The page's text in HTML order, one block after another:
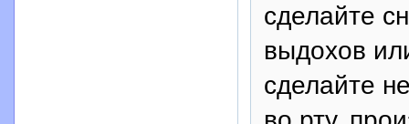
сделайте
выдохов
сделайте